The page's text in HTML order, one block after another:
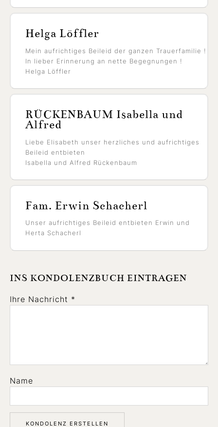
Helga Löffler
Mein aufrichtiges Beileid der ganzen Trauerfamilie !
In lieber Erinnerung an nette Begegnungen !
Helga Löffler
RÜCKENBAUM Isabella und
Alfred
Liebe Elisabeth unser herzliches und aufrichtiges
Beileid entbieten
Isabella und Alfred Rückenbaum
Fam. Erwin Schacherl
Unser aufrichtiges Beileid entbieten Erwin und
Herta Schacherl
INS KONDOLENZBUCH EINTRAGEN
Ihre Nachricht *
Name